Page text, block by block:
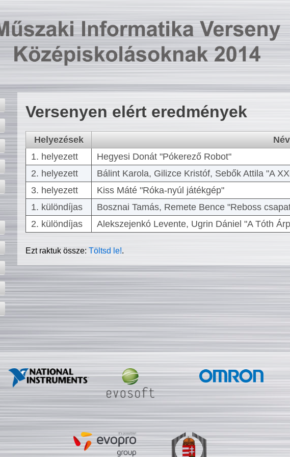
Versenyen elért eredmények
Helyezések
Név
1. helyezett
Hegyesi Donát "Pókerező Robot"
2. helyezett
Bálint Karola, Gilizce Kristóf, Sebők Attila "A
3. helyezett
Kiss Máté "Róka-nyúl játékgép"
1. különdíjas
Bosznai Tamás, Remete Bence "Reboss
2. különdíjas
Alekszejenkó Levente, Ugrin Dániel "A Tóth
Ezt raktuk össze:Töltsd le!.